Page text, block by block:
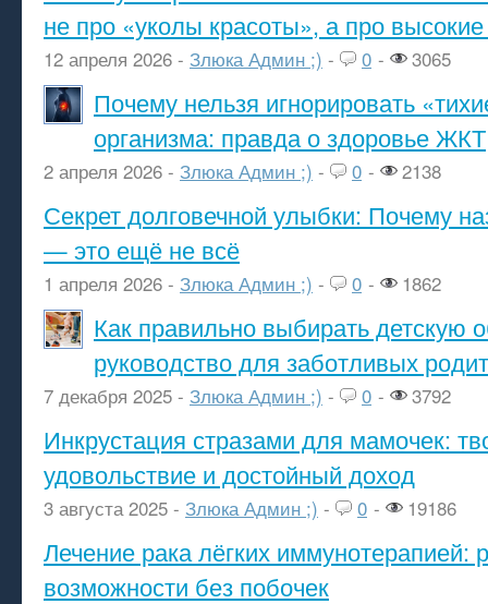
не про «уколы красоты», а про высокие
12 апреля 2026 - Злюка Админ ;) - 0 - 3065
Почему нельзя игнорировать
организма: правда о здоровье ЖКТ
2 апреля 2026 - Злюка Админ ;) - 0 - 2138
Секрет долговечной улыбки: Почему
— это ещё не всё
1 апреля 2026 - Злюка Админ ;) - 0 - 1862
Как правильно выбирать детскую
руководство для заботливых
7 декабря 2025 - Злюка Админ ;) - 0 - 3792
Инкрустация стразами для мамочек:
удовольствие и достойный доход
3 августа 2025 - Злюка Админ ;) - 0 - 19186
Лечение рака лёгких иммунотерапией:
возможности без побочек